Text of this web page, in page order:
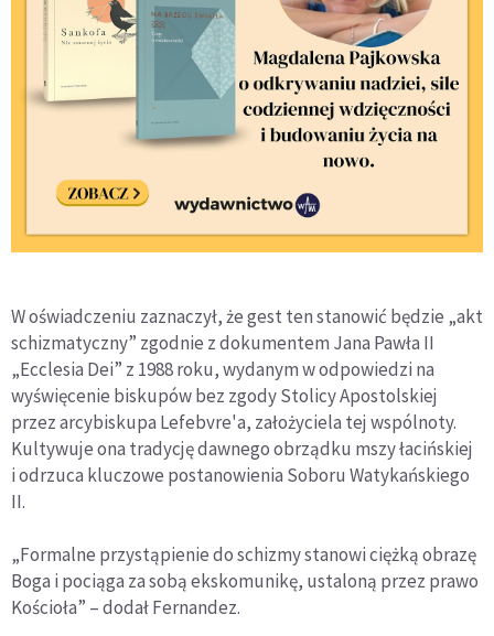
W oświadczeniu zaznaczył, że gest ten stanowić będzie „akt
schizmatyczny” zgodnie z dokumentem Jana Pawła II
„Ecclesia Dei” z 1988 roku, wydanym w odpowiedzi na
wyświęcenie biskupów bez zgody Stolicy Apostolskiej
przez arcybiskupa Lefebvre'a, założyciela tej wspólnoty.
Kultywuje ona tradycję dawnego obrządku mszy łacińskiej
i odrzuca kluczowe postanowienia Soboru Watykańskiego
II.
„Formalne przystąpienie do schizmy stanowi ciężką obrazę
Boga i pociąga za sobą ekskomunikę, ustaloną przez prawo
Kościoła” – dodał Fernandez.